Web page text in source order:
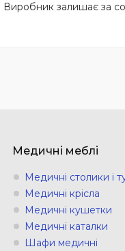
Виробник залишає
Медичні меблі
Медичні столики і
Медичні крісла
Медичні кушетки
Медичні каталки
Шафи медичні